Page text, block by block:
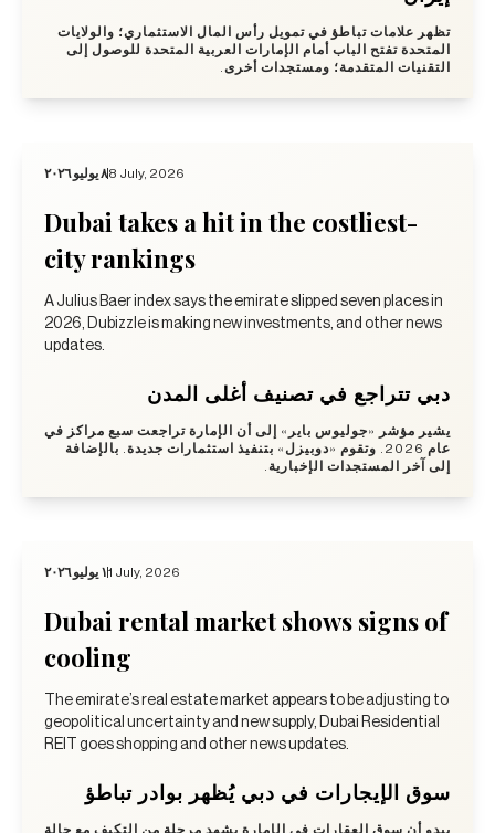
تظهر علامات تباطؤ في تمويل رأس المال الاستثماري؛ والولايات
المتحدة تفتح الباب أمام الإمارات العربية المتحدة للوصول إلى
التقنيات المتقدمة؛ ومستجدات أخرى.
٨ يوليو ٢٠٢٦8 July, 2026
Dubai takes a hit in the costliest-
city rankings
A Julius Baer index says the emirate slipped seven places in
2026, Dubizzle is making new investments, and other news
updates.
دبي تتراجع في تصنيف أغلى المدن
يشير مؤشر «جوليوس باير» إلى أن الإمارة تراجعت سبع مراكز في
عام 2026. وتقوم «دوبيزل» بتنفيذ استثمارات جديدة. بالإضافة
إلى آخر المستجدات الإخبارية.
١ يوليو ٢٠٢٦1 July, 2026
Dubai rental market shows signs of
cooling
The emirate’s real estate market appears to be adjusting to
geopolitical uncertainty and new supply, Dubai Residential
REIT goes shopping and other news updates.
سوق الإيجارات في دبي يُظهر بوادر تباطؤ
يبدو أن سوق العقارات في الإمارة يشهد مرحلة من التكيف مع حالة